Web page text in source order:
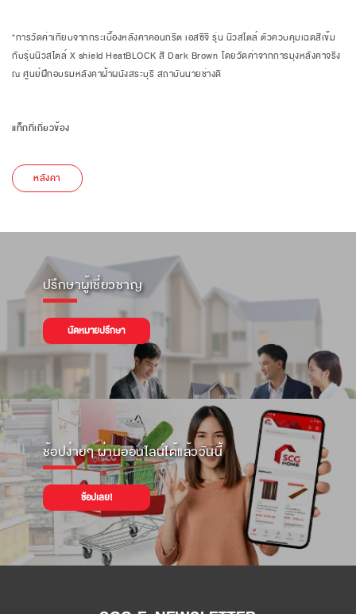
*การวัดค่าเทียบจากกระเบื้องหลังคาคอนกรีต เอสซีจี รุ่น นิวสไตล์ ตัวควบคุมเฉดสีเข้ม
กับรุ่นนิวสไตล์ X shield HeatBLOCK สี Dark Brown โดยวัดค่าจากการมุงหลังคาจริง
ณ ศูนย์ฝึกอบรมหลังคาฝ้าผนังสระบุรี สถาบันนายช่างดี
แท็กที่เกี่ยวข้อง
หลังคา
ปรึกษาผู้เชี่ยวชาญ
นัดหมายปรึกษา
ช้อปง่ายๆ ผ่านออนไลน์ได้แล้ววันนี้
ช้อปเลย!